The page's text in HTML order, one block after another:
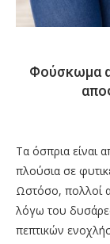
Φούσκωμα
Τα όσπρια είναι
πλούσια σε
Ωστόσο, πολλοί
λόγω του
πεπτικών